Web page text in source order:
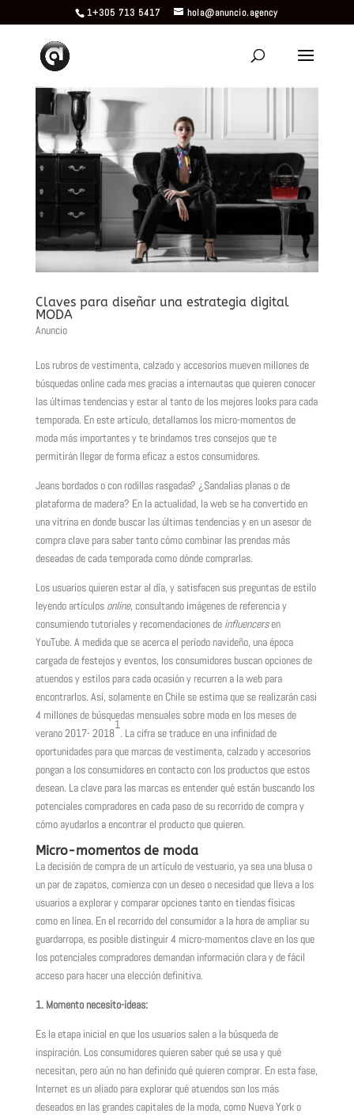
1+305 713 5417 hola@anuncio.agency
Claves para diseñar una estrategia digital
MODA
Anuncio
Los rubros de vestimenta, calzado y accesorios mueven millones de
búsquedas online cada mes gracias a internautas que quieren conocer
las últimas tendencias y estar al tanto de los mejores looks para cada
temporada. En este artículo, detallamos los micro-momentos de
moda más importantes y te brindamos tres consejos que te
permitirán llegar de forma eficaz a estos consumidores.
Jeans bordados o con rodillas rasgadas? ¿Sandalias planas o de
plataforma de madera? En la actualidad, la web se ha convertido en
una vitrina en donde buscar las últimas tendencias y en un asesor de
compra clave para saber tanto cómo combinar las prendas más
deseadas de cada temporada como dónde comprarlas.
Los usuarios quieren estar al día, y satisfacen sus preguntas de estilo
leyendo artículos online, consultando imágenes de referencia y
consumiendo tutoriales y recomendaciones de influencersen
YouTube. A medida que se acerca el período navideño, una época
cargada de festejos y eventos, los consumidores buscan opciones de
atuendos y estilos para cada ocasión y recurren a la web para
encontrarlos. Así, solamente en Chile se estima que se realizarán casi
4 millones de búsquedas mensuales sobre moda en los meses de
verano 2017- 2018
1
. La cifra se traduce en una infinidad de
oportunidades para que marcas de vestimenta, calzado y accesorios
pongan a los consumidores en contacto con los productos que estos
desean. La clave para las marcas es entender qué están buscando los
potenciales compradores en cada paso de su recorrido de compra y
cómo ayudarlos a encontrar el producto que quieren.
Micro-momentos de moda
La decisión de compra de un artículo de vestuario, ya sea una blusa o
un par de zapatos, comienza con un deseo o necesidad que lleva a los
usuarios a explorar y comparar opciones tanto en tiendas físicas
como en línea. En el recorrido del consumidor a la hora de ampliar su
guardarropa, es posible distinguir 4 micro-momentos clave en los que
los potenciales compradores demandan información clara y de fácil
acceso para hacer una elección definitiva.
1. Momento necesito-ideas:
Es la etapa inicial en que los usuarios salen a la búsqueda de
inspiración. Los consumidores quieren saber qué se usa y qué
necesitan, pero aún no han definido qué quieren comprar. En esta fase,
Internet es un aliado para explorar qué atuendos son los más
deseados en las grandes capitales de la moda, como Nueva York o